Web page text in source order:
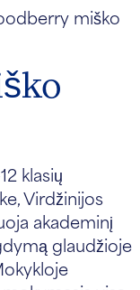
miško
klasių
Virdžinijos
akademinį
glaudžioje